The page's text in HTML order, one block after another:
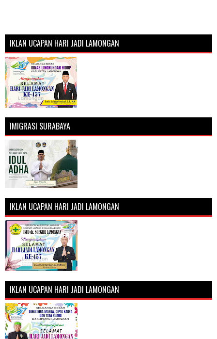
IKLAN UCAPAN HARI JADI LAMONGAN
IMIGRASI SURABAYA
IKLAN UCAPAN HARI JADI LAMONGAN
IKLAN UCAPAN HARI JADI LAMONGAN